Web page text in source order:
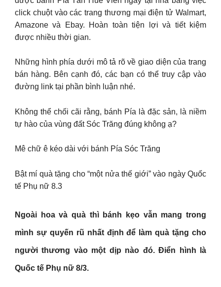
click chuột vào các trang thương mại điện tử Walmart,
Amazone và Ebay. Hoàn toàn tiện lợi và tiết kiệm
được nhiều thời gian.
Những hình phía dưới mô tả rõ về giao diện của trang
bán hàng. Bên cạnh đó, các bạn có thể truy cập vào
đường link tại phần bình luận nhé.
Không thể chối cãi rằng, bánh Pía là đặc sản, là niềm
tự hào của vùng đất Sóc Trăng đúng không ạ?
Mê chữ ê kéo dài với bánh Pía Sóc Trăng
Bật mí quà tặng cho “một nửa thế giới” vào ngày Quốc
tế Phụ nữ 8.3
Ngoài hoa và quà thì bánh kẹo vẫn mang trong
mình sự quyến rũ nhất định để làm quà tặng cho
người thương vào một dịp nào đó. Điển hình là
Quốc tế Phụ nữ 8/3.